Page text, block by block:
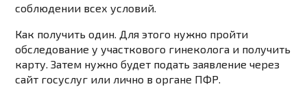
соблюдении всех условий.
Как получить один. Для этого нужно пройти
обследование у участкового гинеколога и получить
карту. Затем нужно будет подать заявление через
сайт госуслуг или лично в органе ПФР.